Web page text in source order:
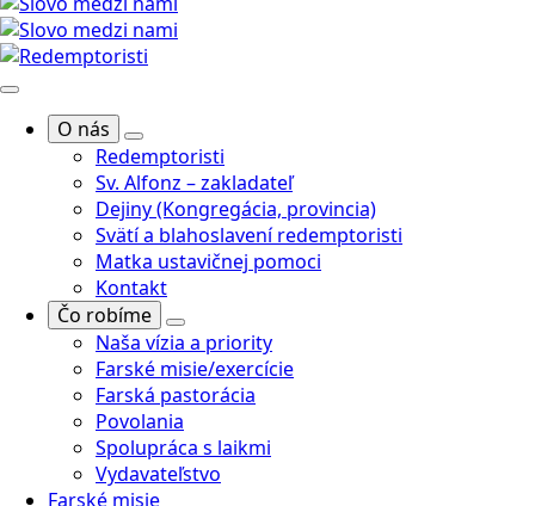
O nás
Redemptoristi
Sv. Alfonz – zakladateľ
Dejiny (Kongregácia, provincia)
Svätí a blahoslavení redemptoristi
Matka ustavičnej pomoci
Kontakt
Čo robíme
Naša vízia a priority
Farské misie/exercície
Farská pastorácia
Povolania
Spolupráca s laikmi
Vydavateľstvo
Farské misie